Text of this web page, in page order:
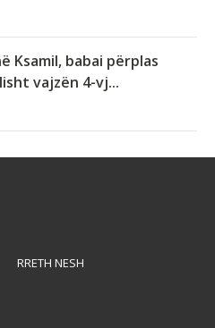
Ksamil, babai përplas
vajzën 4-vj...
RRETH NESH